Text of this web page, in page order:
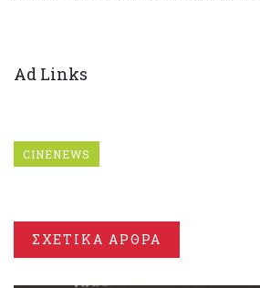
Ad Links
CINENEWS
ΣΧΕΤΙΚΑ ΑΡΘΡΑ